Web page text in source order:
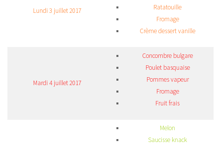
Lundi 3 juillet 2017
Ratatouille
Fromage
Crème dessert vanille
Mardi 4 juillet 2017
Concombre bulgare
Poulet basquaise
Pommes vapeur
Fromage
Fruit frais
Melon
Saucisse knack